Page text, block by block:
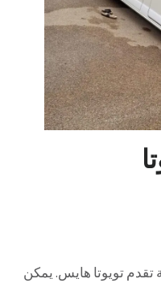
تقدم تويوتا هايس. يمكن